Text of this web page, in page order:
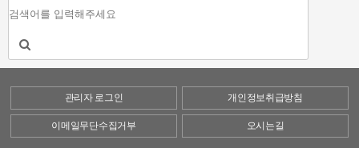
관리자 로그인 개인정보취급방침
이메일무단수집거부 오시는길